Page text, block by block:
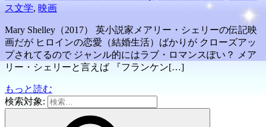
ス文学, 映画
Mary Shelley（2017） 英小説家メアリー・シェリーの伝記映
画だが ヒロインの恋愛（結婚生活）ばかりが クローズアッ
プされてるので ジャンル的にはラブ・ロマンスぽい？ メア
リー・シェリーと言えば 『フランケン[…]
もっと読む
検索対象: